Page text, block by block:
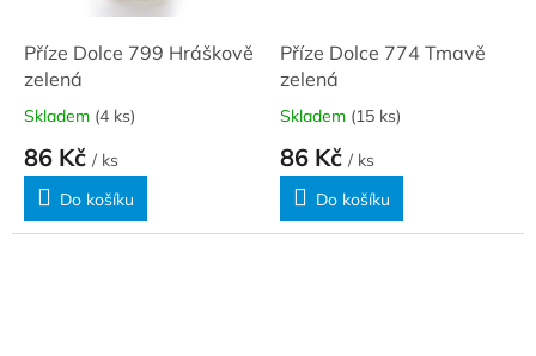
Příze Dolce 799 Hráškově
zelená
Skladem (4 ks)
86 Kč / ks
Do košíku
Příze Dolce 774 Tmavě
zelená
Skladem (15 ks)
86 Kč / ks
Do košíku